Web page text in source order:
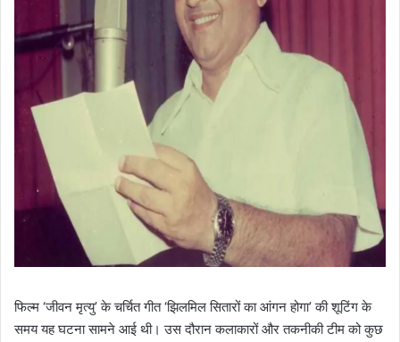
फिल्म ‘जीवन मृत्यु’ के चर्चित गीत ‘झिलमिल सितारों का आंगन होगा’ की शूटिंग के
समय यह घटना सामने आई थी। उस दौरान कलाकारों और तकनीकी टीम को कुछ